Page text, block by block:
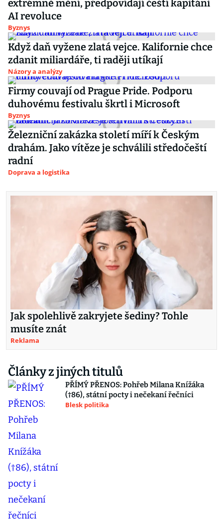
extrémně mění, předpovídají čeští kapitáni
AI revoluce
Byznys
Když daň vyžene zlatá vejce. Kalifornie chce
zdanit miliardáře, ti raději utíkají
Názory a analýzy
Firmy couvají od Prague Pride. Podporu
duhovému festivalu škrtl i Microsoft
Byznys
Železniční zakázka století míří k Českým
drahám. Jako vítěze je schválili středočeští
radní
Doprava a logistika
Jak spolehlivě zakryjete šediny? Tohle
musíte znát
Reklama
Články z jiných titulů
PŘÍMÝ PŘENOS: Pohřeb Milana Knížáka
(†86), státní pocty i nečekaní řečníci
Blesk politika